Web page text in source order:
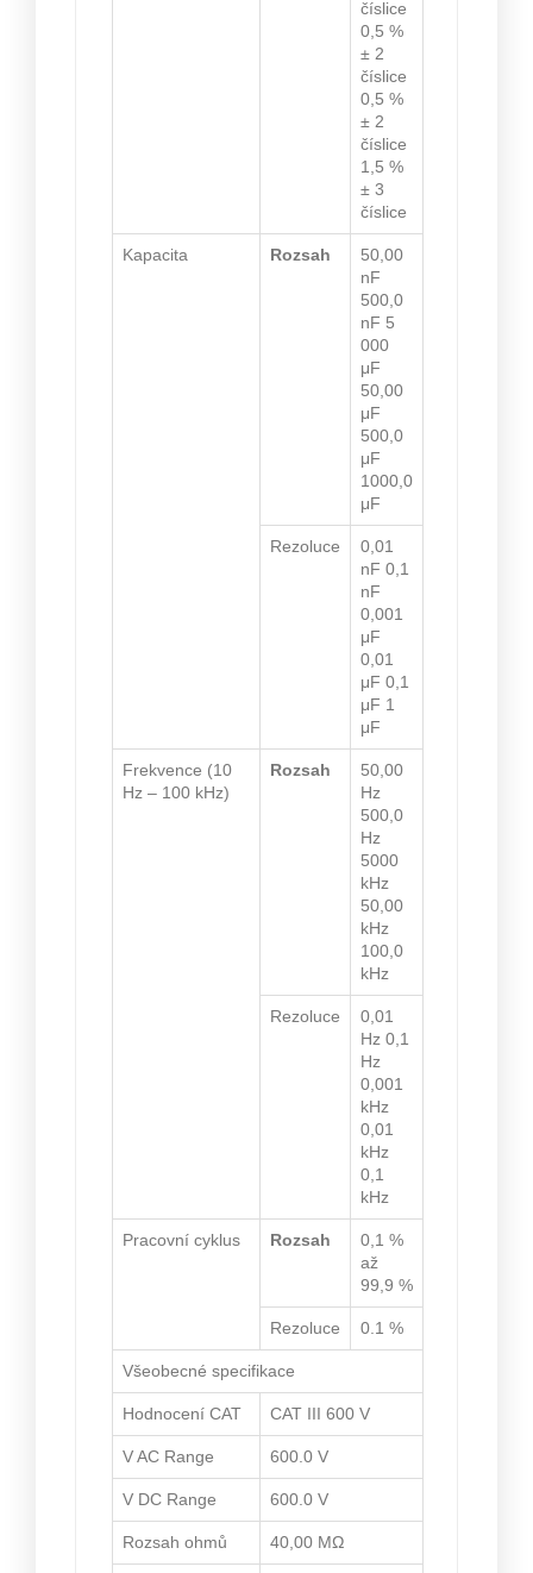
číslice
0,5 %
± 2
číslice
0,5 %
± 2
číslice
1,5 %
± 3
číslice
Kapacita Rozsah
50,00
nF
500,0
nF 5
000
μF
50,00
μF
500,0
μF
1000,0
μF
Rezoluce
0,01
nF 0,1
nF
0,001
μF
0,01
μF 0,1
μF 1
μF
Frekvence (10
Hz – 100 kHz)
Rozsah
50,00
Hz
500,0
Hz
5000
kHz
50,00
kHz
100,0
kHz
Rezoluce
0,01
Hz 0,1
Hz
0,001
kHz
0,01
kHz
0,1
kHz
Pracovní cyklus Rozsah
0,1 %
až
99,9 %
Rezoluce 0.1 %
Všeobecné specifikace
Hodnocení CAT CAT III 600 V
V AC Range 600.0 V
V DC Range 600.0 V
Rozsah ohmů 40,00 MΩ